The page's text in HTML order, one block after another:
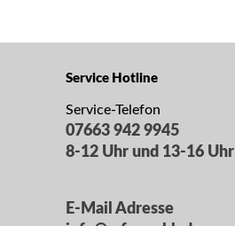
Service Hotline
Service-Telefon
07663 942 9945
8-12 Uhr und 13-16 Uhr
E-Mail Adresse